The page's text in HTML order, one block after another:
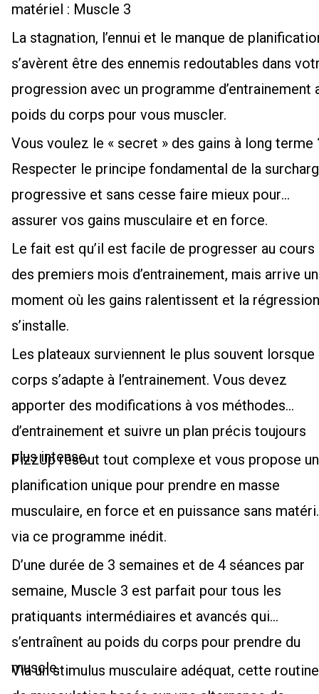
matériel : Muscle 3
La stagnation, l’ennui et le manque de
s’avèrent être des ennemis redoutables dans
progression avec un programme d’entrainement
poids du corps pour vous muscler.
Vous voulez le « secret » des gains à long terme
Respecter le principe fondamental de la
progressive et sans cesse faire mieux pour
assurer vos gains musculaire et en force.
Le fait est qu’il est facile de progresser au cours
des premiers mois d’entrainement, mais arrive un
moment où les gains ralentissent et la régression
s’installe.
Les plateaux surviennent le plus souvent lorsque
corps s’adapte à l’entrainement. Vous devez
apporter des modifications à vos méthodes
d’entrainement et suivre un plan précis toujours
plus intense.
FizzUp résout tout complexe et vous propose
planification unique pour prendre en masse
musculaire, en force et en puissance sans
via ce programme inédit.
D’une durée de 3 semaines et de 4 séances par
semaine, Muscle 3 est parfait pour tous les
pratiquants intermédiaires et avancés qui
s’entraînent au poids du corps pour prendre du
muscle.
Via un stimulus musculaire adéquat, cette routine